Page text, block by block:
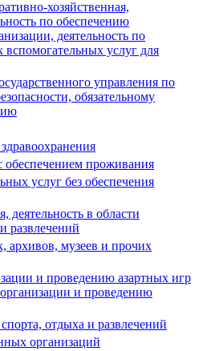
хозяйственная,
по обеспечению
деятельность по
услуг для
управления по
обязательному
обеспечением проживания
услуг без обеспечения
деятельность в области
развлечений
архивов, музеев и прочих
и проведению азартных игр
и проведению
отдыха и развлечений
организаций